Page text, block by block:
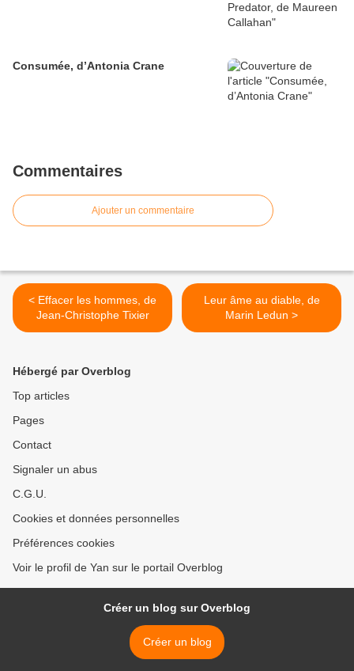
Consumée, d’Antonia Crane
Commentaires
Ajouter un commentaire
< Effacer les hommes, de
Jean-Christophe Tixier
Leur âme au diable, de
Marin Ledun >
Hébergé par Overblog
Top articles
Pages
Contact
Signaler un abus
C.G.U.
Cookies et données personnelles
Préférences cookies
Voir le profil de Yan sur le portail Overblog
Créer un blog sur Overblog
Créer un blog